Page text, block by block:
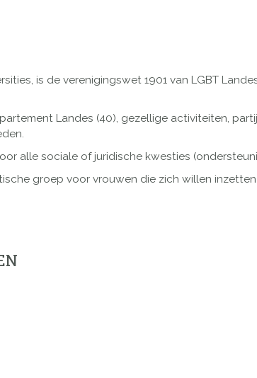
is de verenigingswet 1901 van LGBT
Landes (40), gezellige activiteiten,
alle sociale of juridische kwesties
groep voor vrouwen die zich willen